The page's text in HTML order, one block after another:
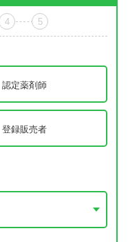
4 5
認定薬剤師
登録販売者